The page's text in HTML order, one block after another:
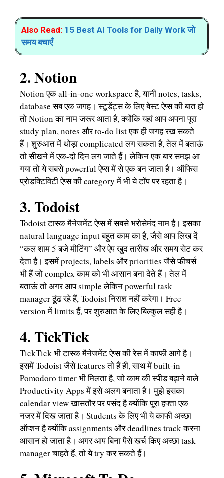
Also Read: 15 Best AI Tools for Daily Work जो
समय बचाएँ
2. Notion
Notion एक all-in-one workspace है, यानी notes, tasks,
database सब एक जगह। स्टूडेंट्स के लिए बेस्ट ऐप्स की बात हो
तो Notion का नाम जरूर आता है, क्योंकि यहां आप अपना पूरा
study plan, notes और to-do list एक ही जगह रख सकते
हैं। शुरुआत में थोड़ा complicated लग सकता है, तेल में बताऊं
तो सीखने में एक-दो दिन लग जाते हैं। लेकिन एक बार समझ आ
गया तो ये सबसे powerful ऐप्स में से एक बन जाता है। ऑफिस
प्रोडक्टिविटी ऐप्स की category में भी ये टॉप पर रहता है।
3. Todoist
Todoist टास्क मैनेजमेंट ऐप्स में सबसे भरोसेमंद नाम है। इसका
natural language input बहुत काम का है, जैसे आप लिख दें
“कल शाम 5 बजे मीटिंग” और ऐप खुद तारीख और समय सेट कर
देता है। इसमें projects, labels और priorities जैसे फीचर्स
भी हैं जो complex काम को भी आसान बना देते हैं। तेल में
बताऊं तो अगर आप simple लेकिन powerful task
manager ढूंढ रहे हैं, Todoist निराश नहीं करेगा। Free
version में limits हैं, पर शुरुआत के लिए बिल्कुल सही है।
4. TickTick
TickTick भी टास्क मैनेजमेंट ऐप्स की रेस में काफी आगे है।
इसमें Todoist जैसे features तो हैं ही, साथ में built-in
Pomodoro timer भी मिलता है, जो काम की स्पीड बढ़ाने वाले
Productivity Apps में इसे अलग बनाता है। मुझे इसका
calendar view खासतौर पर पसंद है क्योंकि पूरा हफ्ता एक
नजर में दिख जाता है। Students के लिए भी ये काफी अच्छा
ऑप्शन है क्योंकि assignments और deadlines track करना
आसान हो जाता है। अगर आप बिना पैसे खर्च किए अच्छा task
manager चाहते हैं, तो ये try कर सकते हैं।